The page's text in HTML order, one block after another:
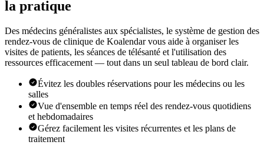
la pratique
Des médecins généralistes aux spécialistes, le système de gestion des
rendez-vous de clinique de Koalendar vous aide à organiser les
visites de patients, les séances de télésanté et l'utilisation des
ressources efficacement — tout dans un seul tableau de bord clair.
Évitez les doubles réservations pour les médecins ou les
salles
Vue d'ensemble en temps réel des rendez-vous quotidiens
et hebdomadaires
Gérez facilement les visites récurrentes et les plans de
traitement